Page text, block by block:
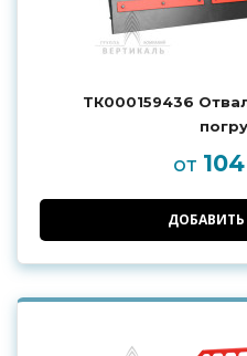
ТК000159436
от